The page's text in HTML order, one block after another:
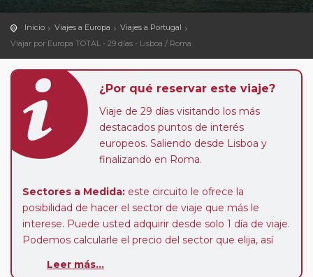
Inicio Viajes a Europa
Viajes a Portugal
Viajar por Europa TOTAL - 29 días - Lisboa / Roma
¿Por qué reservar este viaje?
Viaje de 29 días visitando los más
destacados puntos de interés
europeos. Saliendo desde Lisboa y
finalizando en Roma.
Sectores a Medida: este circuito le ofrece la
posibilidad de hacer el sector de viaje que más le
interese. Puede usted adquirir desde solo 1 día de viaje.
Podemos calcularle el precio del sector que elija, así
habitación individual, o podrá realizar el viaje en
Leer más...